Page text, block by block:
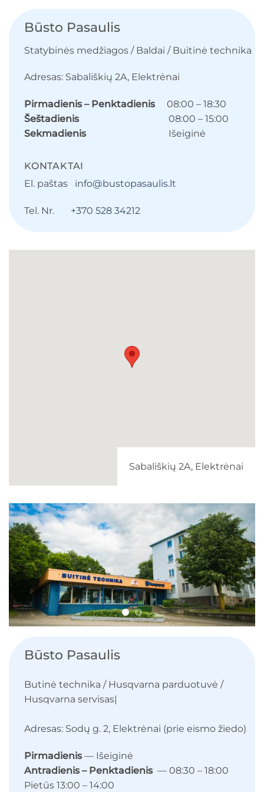
Būsto Pasaulis
Statybinės medžiagos / Baldai / Buitinė technika
Adresas: Sabališkių 2A, Elektrėnai
Pirmadienis – Penktadienis
08:00 – 18:30
Šeštadienis
08:00 – 15:00
Sekmadienis
Išeiginė
KONTAKTAI
El. paštas info@bustopasaulis.lt
Tel. Nr. +370 528 34212
Sabališkių 2A, Elektrėnai
Būsto Pasaulis
Butinė technika / Husqvarna parduotuvė /
Husqvarna servisas|
Adresas: Sodų g. 2, Elektrėnai (prie eismo žiedo)
Pirmadienis— Išeiginė
Antradienis – Penktadienis — 08:30 – 18:00
Pietūs 13:00 – 14:00